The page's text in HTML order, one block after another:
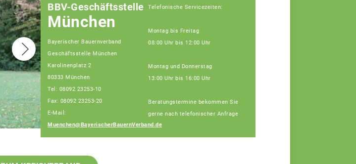
BBV-Geschäftsstelle
München
Bayerischer Bauernverband
Geschäftsstelle München
Karolinenplatz 2
80333 München
Tel: 08092 23253-10
Fax: 08092 23253-20
E-Mail:
Muenchen@BayerischerBauernVerband.de
Telefonische Servicezeiten:
Montag bis Freitag
08:00 Uhr bis 12:00 Uhr
Montag und Donnerstag
13:00 Uhr bis 16:00 Uhr
Beratungstermine bekommen Sie
gerne nach telefonischer Anfrage